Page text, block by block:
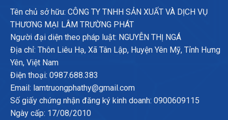
Tên chủ sở hữu: CÔNG TY TNHH SẢN XUẤT VÀ DỊCH VỤ
THƯƠNG MẠI LÂM TRƯỜNG PHÁT
Người đại diện theo pháp luật: NGUYỄN THỊ NGÁ
Địa chỉ: Thôn Liêu Hạ, Xã Tân Lập, Huyện Yên Mỹ, Tỉnh Hưng
Yên, Việt Nam
Điện thoại: 0987.688.383
Email: lamtruongphathy@gmail.com
Số giấy chứng nhận đăng ký kinh doanh: 0900609115
Ngày cấp: 17/08/2010